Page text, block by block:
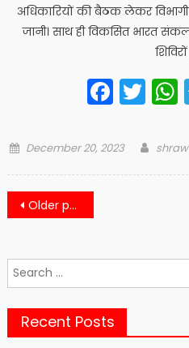
अधिकारियों की बैठक लेकर
जानी। साथ ही विकसित भारत
Posted
December 20, 2023 Author
Posts
navigation
Older posts
Search
for:
Recent Posts